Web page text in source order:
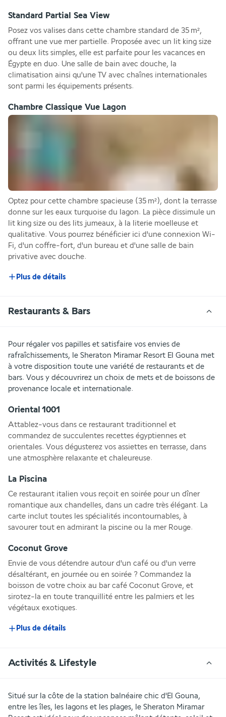
Standard Partial Sea View
Posez vos valises dans cette chambre standard de 35 m²,
offrant une vue mer partielle. Proposée avec un lit king size
ou deux lits simples, elle est parfaite pour les vacances en
Égypte en duo. Une salle de bain avec douche, la
climatisation ainsi qu'une TV avec chaînes internationales
sont parmi les équipements présents.
Chambre Classique Vue Lagon
Optez pour cette chambre spacieuse (35 m²), dont la terrasse
donne sur les eaux turquoise du lagon. La pièce dissimule un
lit king size ou des lits jumeaux, à la literie moelleuse et
qualitative. Vous pourrez bénéficier ici d'une connexion Wi-
Fi, d'un coffre-fort, d'un bureau et d'une salle de bain
privative avec douche.
Plus de détails
Restaurants & Bars
Pour régaler vos papilles et satisfaire vos envies de
rafraîchissements, le Sheraton Miramar Resort El Gouna met
à votre disposition toute une variété de restaurants et de
bars. Vous y découvrirez un choix de mets et de boissons de
provenance locale et internationale.
Oriental 1001
Attablez-vous dans ce restaurant traditionnel et
commandez de succulentes recettes égyptiennes et
orientales. Vous dégusterez vos assiettes en terrasse, dans
une atmosphère relaxante et chaleureuse.
La Piscina
Ce restaurant italien vous reçoit en soirée pour un dîner
romantique aux chandelles, dans un cadre très élégant. La
carte inclut toutes les spécialités incontournables, à
savourer tout en admirant la piscine ou la mer Rouge.
Coconut Grove
Envie de vous détendre autour d'un café ou d'un verre
désaltérant, en journée ou en soirée ? Commandez la
boisson de votre choix au bar café Coconut Grove, et
sirotez-la en toute tranquillité entre les palmiers et les
végétaux exotiques.
Plus de détails
Activités & Lifestyle
Situé sur la côte de la station balnéaire chic d'El Gouna,
entre les îles, les lagons et les plages, le Sheraton Miramar